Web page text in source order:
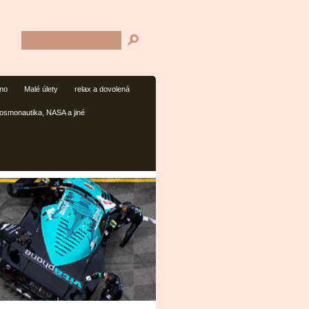
Malé úlety relax a dovolená
NASA a jiné